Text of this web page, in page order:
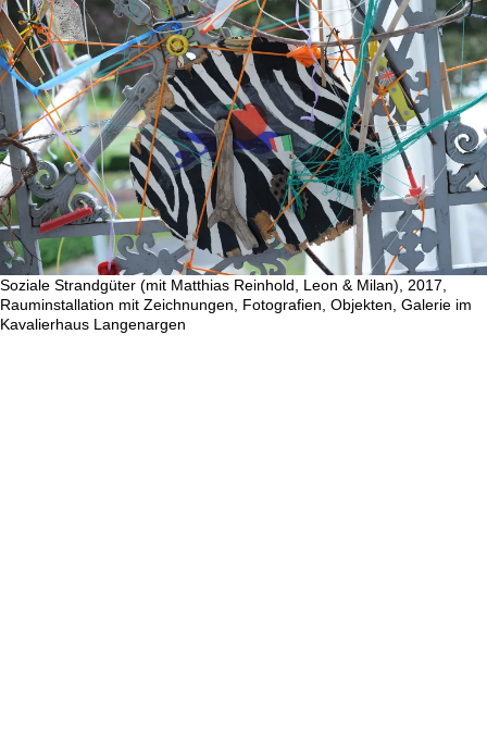
Soziale Strandgüter (mit Matthias Reinhold, Leon & Milan), 2017,
Rauminstallation mit Zeichnungen, Fotografien, Objekten, Galerie im
Kavalierhaus Langenargen